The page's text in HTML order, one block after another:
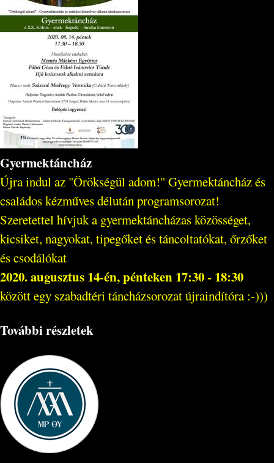
Gyermektáncház
Újra indul az "Örökségül adom!" Gyermektáncház és
családos kézműves délután programsorozat!
Szeretettel hívjuk a gyermektáncházas közösséget,
kicsiket, nagyokat, tipegőket és táncoltatókat, őrzőket
és csodálókat
2020. augusztus 14-én, pénteken 17:30 - 18:30
között egy szabadtéri táncházsorozat újraindítóra :-)))
További részletek